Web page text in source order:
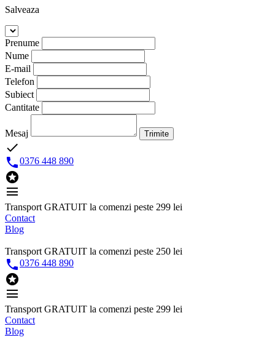
Salveaza
Prenume
Nume
E-mail
Telefon
Subiect
Cantitate
Mesaj Trimite
done
0376 448 890

menu
Transport GRATUIT la comenzi peste 299 lei
Contact
Blog
Transport GRATUIT la comenzi peste 250 lei
0376 448 890

menu
Transport GRATUIT la comenzi peste 299 lei
Contact
Blog